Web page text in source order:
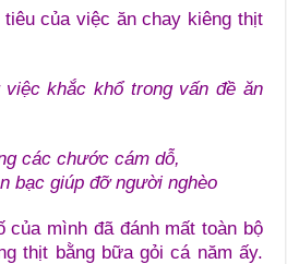
của việc ăn chay kiêng thịt
khắc khổ trong vấn đề ăn
các chước cám dỗ,
bạc giúp đỡ người nghèo
của mình đã đánh mất toàn bộ
thịt bằng bữa gỏi cá năm ấy.